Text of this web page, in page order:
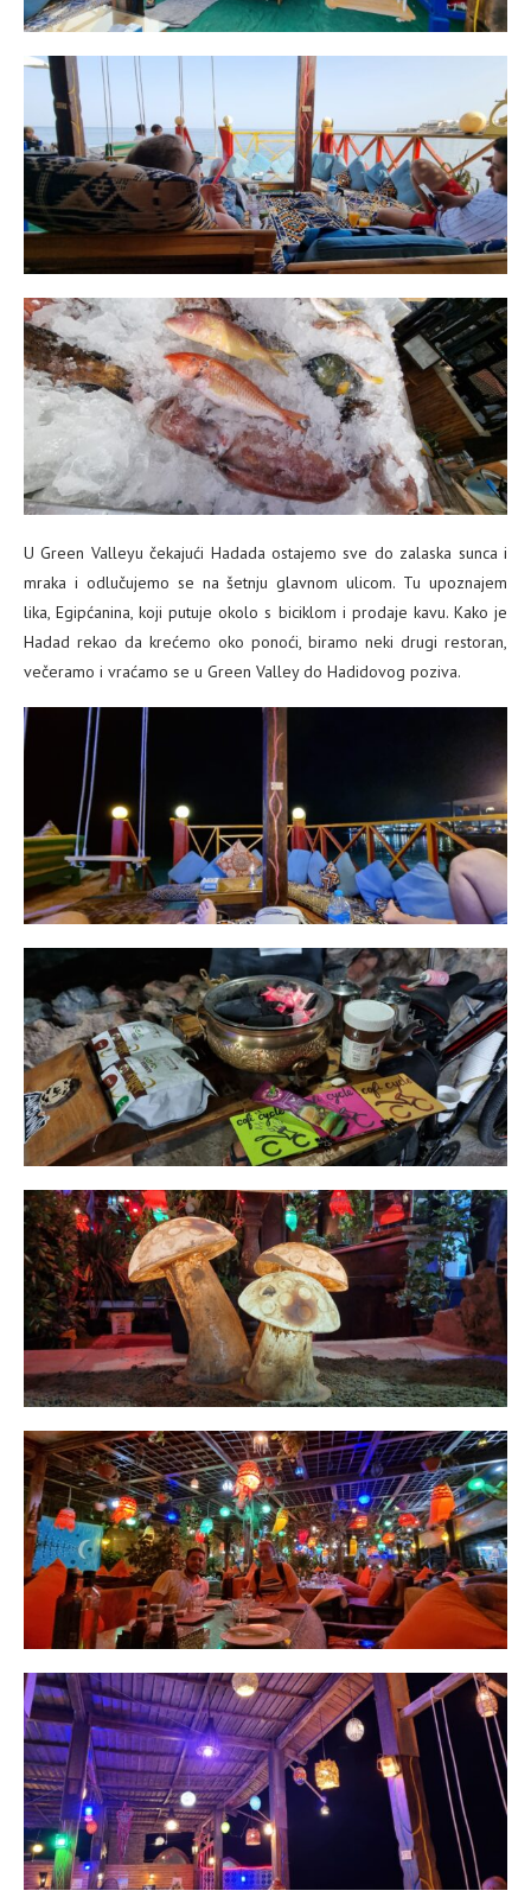
U Green Valleyu čekajući Hadada ostajemo sve do zalaska sunca i
mraka i odlučujemo se na šetnju glavnom ulicom. Tu upoznajem
lika, Egipćanina, koji putuje okolo s biciklom i prodaje kavu. Kako je
Hadad rekao da krećemo oko ponoći, biramo neki drugi restoran,
večeramo i vraćamo se u Green Valley do Hadidovog poziva.